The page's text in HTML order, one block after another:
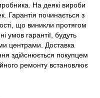
На деякі вироби
Гарантія починається з
що виникли протягом
умов гарантії, будуть
центрами. Доставка
здійснюється покупцем
ремонту встановлює